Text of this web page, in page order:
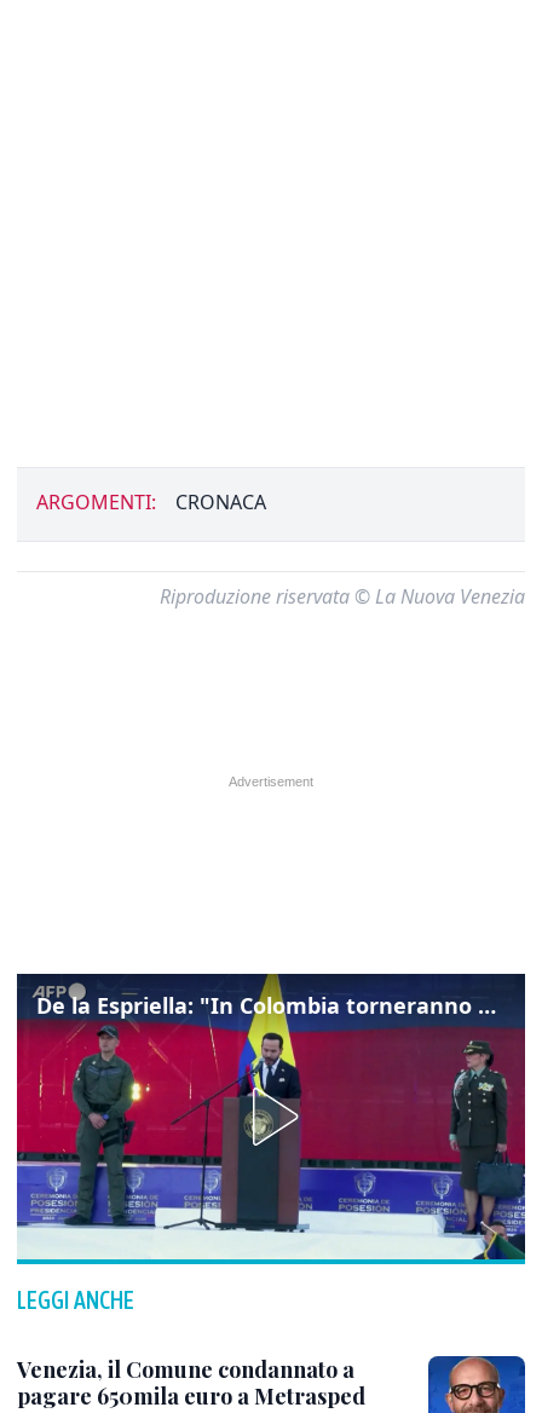
ARGOMENTI: CRONACA
Riproduzione riservata © La Nuova Venezia
De la Espriella: "In Colombia torneranno ordine, autorità e libertà"
LEGGI ANCHE
Venezia, il Comune condannato a
pagare 650mila euro a Metrasped